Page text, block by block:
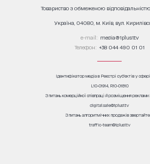
Товариство з обмеженою
Україна, 04080, м. Київ, вул.
е-mail: media@1plus1.tv
Телефон: +38 044 490 01 01
Ідентифікатор медіа в Реєстрі суб’єктів у
L10-01914, R10-01810
З питань комерційної співпраці й розміщення реклами
digital.sale@1plus1.tv
З питань алгоритмічних продажів
traffic-team@1plus1.tv